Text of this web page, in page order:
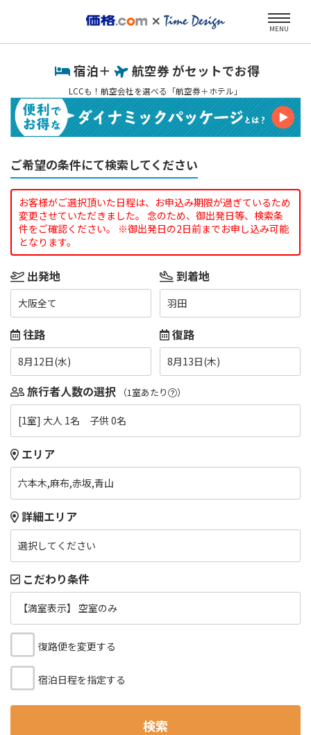
MENU
宿泊＋ 航空券 がセットでお得
LCCも！航空会社を選べる「航空券＋ホテル」
ご希望の条件にて検索してください
お客様がご選択頂いた日程は、お申込み期限が過ぎているため
変更させていただきました。 念のため、御出発日等、検索条
件をご確認ください。 ※御出発日の2日前までお申し込み可能
となります。
出発地
大阪全て
到着地
羽田
往路
8月12日(水)
復路
8月13日(木)
旅行者人数の選択 （1室あたり ）
[1室] 大人 1名 子供 0名
エリア
六本木,麻布,赤坂,青山
詳細エリア
選択してください
こだわり条件
【満室表示】 空室のみ
復路便を変更する
宿泊日程を指定する
検索